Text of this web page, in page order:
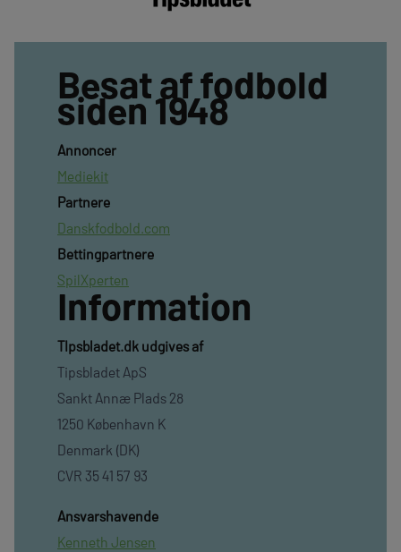
Besat af fodbold
siden 1948
Annoncer
Mediekit
Partnere
Danskfodbold.com
Bettingpartnere
SpilXperten
Information
TIpsbladet.dk udgives af
Tipsbladet ApS
Sankt Annæ Plads 28
1250 København K
Denmark (DK)
CVR 35 41 57 93
Ansvarshavende
Kenneth Jensen